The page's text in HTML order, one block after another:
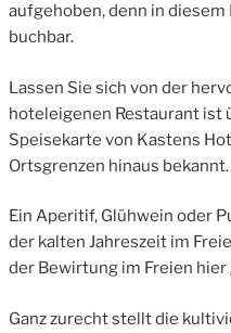
aufgehoben, denn in
buchbar.
Lassen Sie sich von der
hoteleigenen Restaurant ist
Speisekarte von Kastens
Ortsgrenzen hinaus bekannt.
Ein Aperitif, Glühwein oder
der kalten Jahreszeit im
der Bewirtung im Freien
Ganz zurecht stellt die